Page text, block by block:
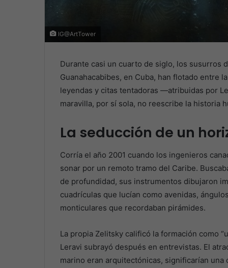
IG@ArtTower
Durante casi un cuarto de siglo, los susurros
Guanahacabibes, en Cuba, han flotado entre
leyendas y citas tentadoras —atribuidas por
maravilla, por sí sola, no reescribe la historia
La seducción de un
Corría el año 2001 cuando los ingenieros
sonar por un remoto tramo del Caribe.
de profundidad, sus instrumentos dibujaron
cuadrículas que lucían como avenidas,
monticulares que recordaban pirámides.
La propia Zelitsky calificó la formación como
Leravi subrayó después en entrevistas. El
marino eran arquitectónicas, significarían